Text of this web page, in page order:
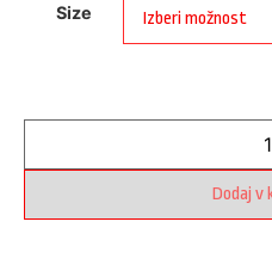
Size
Dodaj v